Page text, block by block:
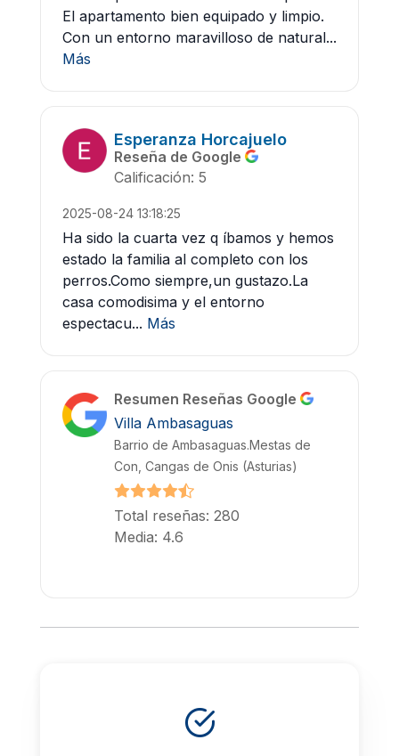
El apartamento bien equipado y limpio.
Con un entorno maravilloso de natural...
Más
Esperanza Horcajuelo
Reseña de Google
Calificación: 5
2025-08-24 13:18:25
Ha sido la cuarta vez q íbamos y hemos
estado la familia al completo con los
perros.Como siempre,un gustazo.La
casa comodisima y el entorno
espectacu... Más
Resumen Reseñas Google
Villa Ambasaguas
Barrio de Ambasaguas.Mestas de
Con, Cangas de Onis (Asturias)
Total reseñas: 280
Media: 4.6